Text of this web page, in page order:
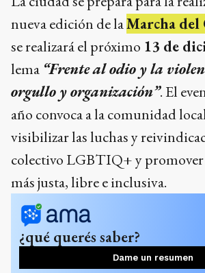
nueva edición de laMarcha
se realizará el próximo 13 de
lema “Frente al odio y la
orgullo y organización”. El
año convoca a la comunidad
visibilizar las luchas y
colectivo LGBTIQ+ y promover
más justa, libre e inclusiva.
¿qué querés saber?
Dame un resumen